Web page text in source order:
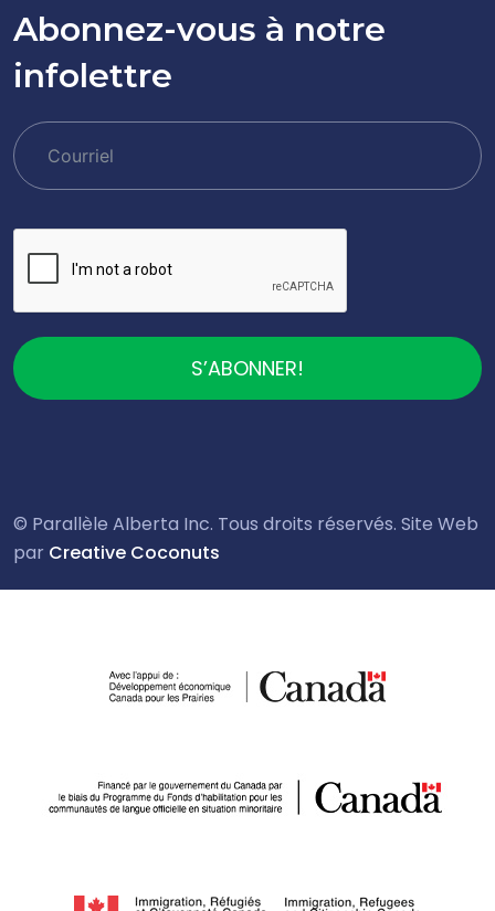
Abonnez-vous à notre
infolettre
S’ABONNER!
© Parallèle Alberta Inc. Tous droits réservés. Site Web
par Creative Coconuts